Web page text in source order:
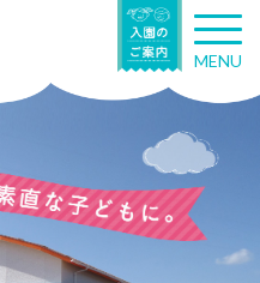
T
o
g
n
g
MENU